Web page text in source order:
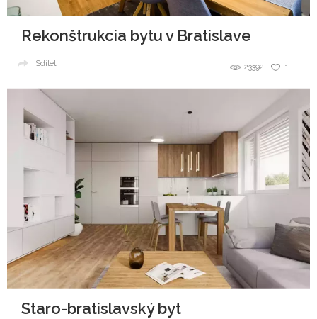
Rekonštrukcia bytu v Bratislave
1
23392
Sdílet
Staro-bratislavský byt